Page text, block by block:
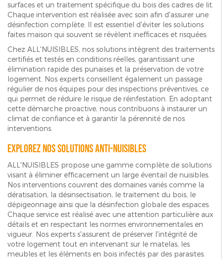
surfaces et un traitement spécifique du bois des cadres de lit.
Chaque intervention est réalisée avec soin afin d'assurer une
désinfection complète. Il est essentiel d'éviter les solutions
faites maison qui souvent se révèlent inefficaces et risquées.
Chez ALL'NUISIBLES, nos solutions intègrent des traitements
certifiés et testés en conditions réelles, garantissant une
élimination rapide des punaises et la préservation de votre
logement. Nos experts conseillent également un passage
régulier de nos équipes pour des inspections préventives, ce
qui permet de réduire le risque de réinfestation. En adoptant
cette démarche proactive, nous contribuons à instaurer un
climat de confiance et à garantir la pérennité de nos
interventions.
Explorez nos solutions anti-nuisibles
ALL'NUISIBLES propose une gamme complète de solutions
visant à éliminer efficacement un large éventail de nuisibles.
Nos interventions couvrent des domaines variés comme la
dératisation, la désinsectisation, le traitement du bois, le
dépigeonnage ainsi que la désinfection globale des espaces.
Chaque service est réalisé avec une attention particulière aux
détails et en respectant les normes environnementales en
vigueur. Nos experts s'assurent de préserver l'intégrité de
votre logement tout en intervenant sur le matelas, les
meubles et les éléments en bois infectés par des parasites.